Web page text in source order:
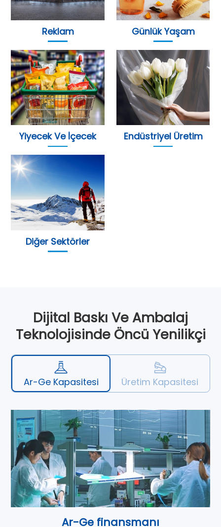
Reklam Günlük Yaşam
Yiyecek Ve İçecek Endüstriyel Üretim
Diğer Sektörler
Dijital Baskı Ve Ambalaj
Teknolojisinde Öncü Yenilikçi
Ar-Ge Kapasitesi Üretim Kapasitesi
Ar-Ge finansmanı